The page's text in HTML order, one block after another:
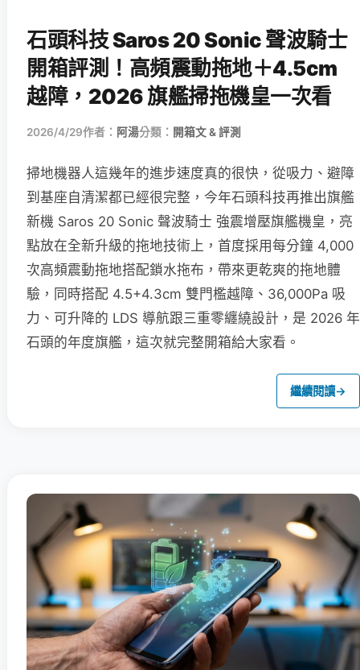
石頭科技 Saros 20 Sonic 聲波騎士
開箱評測！高頻震動拖地＋4.5cm
越障，2026 旗艦掃拖機皇一次看
2026/4/29作者： 阿湯分類： 開箱文 & 評測
掃地機器人這幾年的進步速度真的很快，從吸力、避障
到基座自清潔都已經很完整，今年石頭科技再推出旗艦
新機 Saros 20 Sonic 聲波騎士 強震增壓旗艦機皇，亮
點放在全新升級的拖地技術上，首度採用每分鐘 4,000
次高頻震動拖地搭配鎖水拖布，帶來更乾爽的拖地體
驗，同時搭配 4.5+4.3cm 雙門檻越障、36,000Pa 吸
力、可升降的 LDS 導航跟三重零纏繞設計，是 2026 年
石頭的年度旗艦，這次就完整開箱給大家看。
繼續閱讀→